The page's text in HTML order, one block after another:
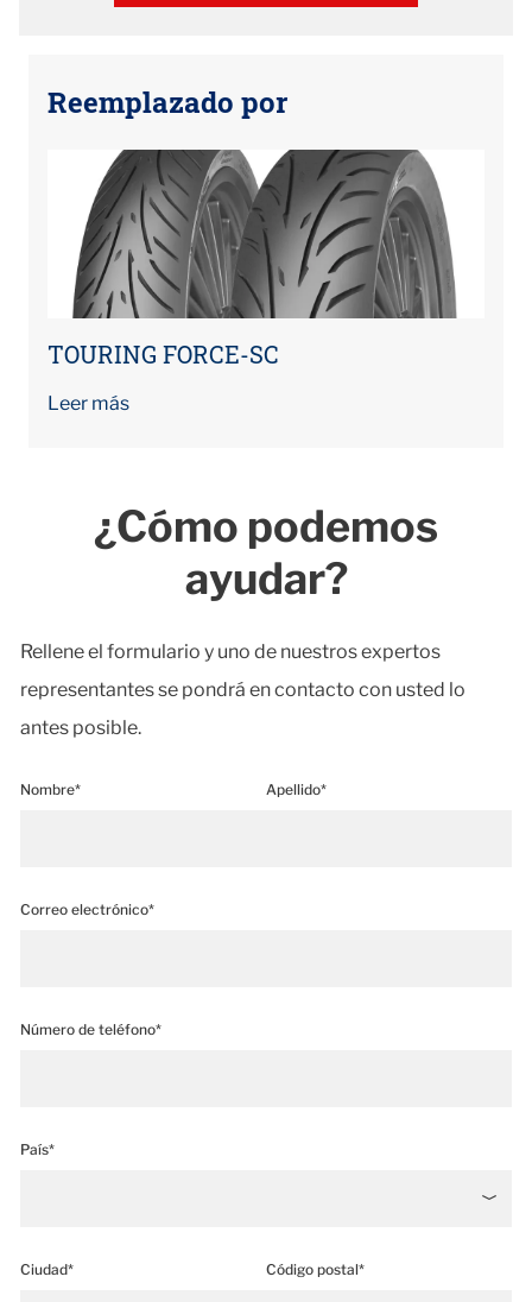
Reemplazado por
TOURING FORCE-SC
Leer más
¿Cómo podemos
ayudar?
Rellene el formulario y uno de nuestros expertos
representantes se pondrá en contacto con usted lo
antes posible.
Nombre* Apellido*
Correo electrónico*
Número de teléfono*
País*
Ciudad* Código postal*